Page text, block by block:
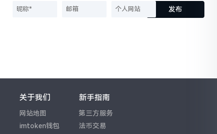
发布
关于我们
网站地图
imtoken钱包
新手指南
第三方服务
法币交易